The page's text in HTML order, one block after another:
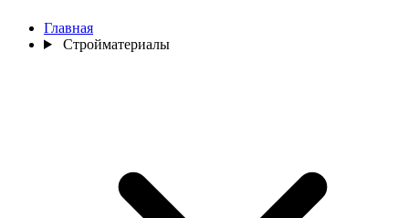
Главная
Стройматериалы